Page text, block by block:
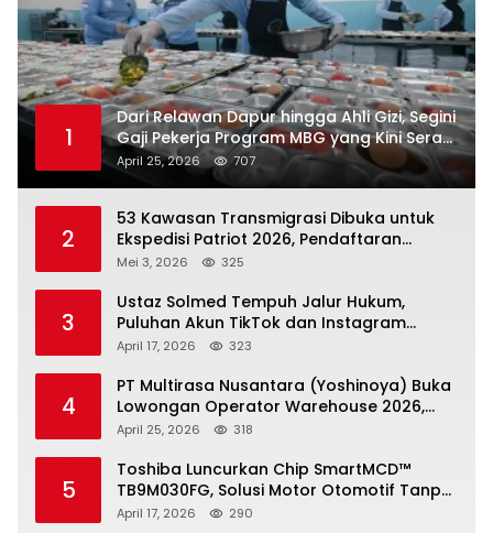
1
Dari Relawan Dapur hingga Ahli Gizi, Segini
Gaji Pekerja Program MBG yang Kini Serap
Hampir Sejuta Tenaga Kerja
April 25, 2026 707
2
53 Kawasan Transmigrasi Dibuka untuk
Ekspedisi Patriot 2026, Pendaftaran
Ditutup 21 Mei
Mei 3, 2026 325
3
Ustaz Solmed Tempuh Jalur Hukum,
Puluhan Akun TikTok dan Instagram
Dilaporkan atas Tuduhan Fitnah
April 17, 2026 323
4
PT Multirasa Nusantara (Yoshinoya) Buka
Lowongan Operator Warehouse 2026,
Penempatan CK Bekasi
April 25, 2026 318
5
Toshiba Luncurkan Chip SmartMCD™
TB9M030FG, Solusi Motor Otomotif Tanpa
Sensor di Kecepatan Nol
April 17, 2026 290